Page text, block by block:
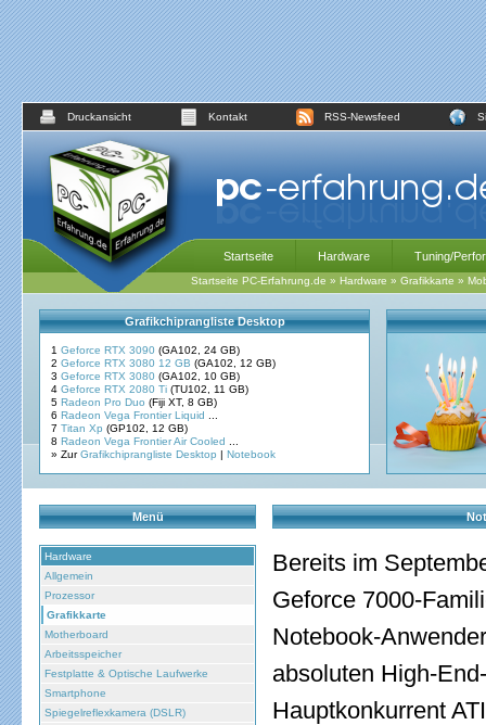
Druckansicht Kontakt RSS-Newsfeed
Startseite Hardware Tuning/
Startseite PC-Erfahrung.de » Hardware » Grafikkarte »
Grafikchiprangliste Desktop
1 Geforce RTX 3090 (GA102, 24 GB)
2 Geforce RTX 3080 12 GB (GA102, 12 GB)
3 Geforce RTX 3080 (GA102, 10 GB)
4 Geforce RTX 2080 Ti (TU102, 11 GB)
5 Radeon Pro Duo (Fiji XT, 8 GB)
6 Radeon Vega Frontier Liquid
7 Titan Xp (GP102, 12 GB)
8 Radeon Vega Frontier Air Cooled
» ZurGrafikchiprangliste Desktop | Notebook
Menü
Hardware
Allgemein
Prozessor
Grafikkarte
Motherboard
Arbeitsspeicher
Festplatte & Optische Laufwerke
Smartphone
Spiegelreflexkamera (DSLR)
Bereits im
Geforce 7000-
Notebook-
absoluten High-
Hauptkonkurrent